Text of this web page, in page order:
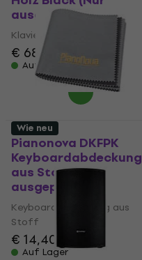
ausgepackt)
Klavierhocker aus Holz
€ 68,30
Auf Lager
Pianonova DKFPK
Keyboardabdeckung
aus Stoff (Nur
ausgepackt)
Keyboardabdeckung aus
Stoff
€ 14,40 € 14,75
Auf Lager
Wie neu